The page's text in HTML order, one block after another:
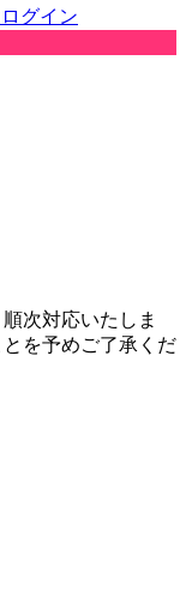
グイン
次対応いたしま
を予めご了承くだ